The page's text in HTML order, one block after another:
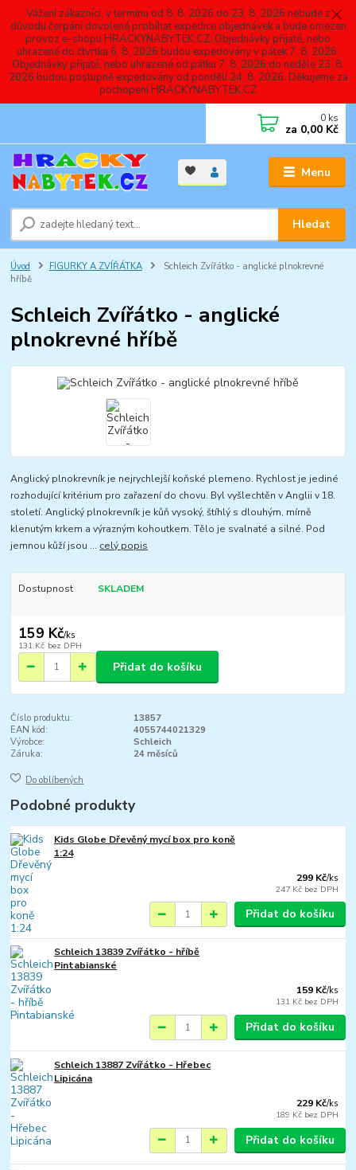
Vážení zákazníci, v termínu od 8. 8. 2026 do 23. 8. 2026 nebude z
důvodu čerpání dovolené probíhat expedice objednávek a bude omezen
provoz e-shopu HRACKYNABYTEK.CZ. Objednávky přijaté, nebo
uhrazené do čtvrtka 6. 8. 2026 budou expedovány v pátek 7. 8. 2026.
Objednávky přijaté, nebo uhrazené od pátku 7. 8. 2026 do neděle 23. 8.
2026 budou postupně expedovány od pondělí 24. 8. 2026. Děkujeme za
pochopení HRACKYNABYTEK.CZ
Menu
Hledat
0 ks
za 0,00 Kč
Úvod FIGURKY A ZVÍŘÁTKA
Schleich Zvířátko - anglické plnokrevné
hříbě
Schleich Zvířátko - anglické
plnokrevné hříbě
Anglický plnokrevník je nejrychlejší koňské plemeno. Rychlost je jediné
rozhodující kritérium pro zařazení do chovu. Byl vyšlechtěn v Anglii v 18.
století. Anglický plnokrevník je kůň vysoký, štíhlý s dlouhým, mírně
klenutým krkem a výrazným kohoutkem. Tělo je svalnaté a silné. Pod
jemnou kůží jsou ... celý popis
Dostupnost SKLADEM
159 Kč/ks
131 Kč bez DPH
Přidat do košíku
Číslo produktu:
13857
EAN kód:
4055744021329
Výrobce:
Schleich
Záruka:
24 měsíců
Do oblíbených
Podobné produkty
Kids Globe Dřevěný mycí box pro koně
1:24
299 Kč/ks
247 Kč bez DPH
Přidat do košíku
Schleich 13839 Zvířátko - hříbě
Pintabianské
159 Kč/ks
131 Kč bez DPH
Přidat do košíku
Schleich 13887 Zvířátko - Hřebec
Lipicána
229 Kč/ks
189 Kč bez DPH
Přidat do košíku